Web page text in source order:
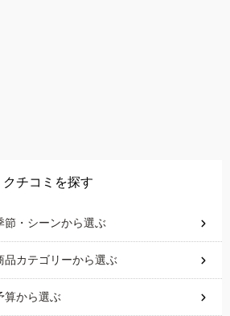
クチコミを探す
節・シーンから選ぶ
品カテゴリーから選ぶ
算から選ぶ